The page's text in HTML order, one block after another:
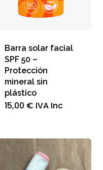
Barra solar facial
SPF 50 –
Protección
mineral sin
plástico
15,00 € IVA Inc